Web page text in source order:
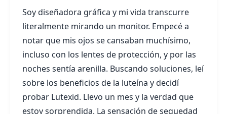
Soy diseñadora gráfica y mi vida transcurre
literalmente mirando un monitor. Empecé a
notar que mis ojos se cansaban muchísimo,
incluso con los lentes de protección, y por las
noches sentía arenilla. Buscando soluciones, leí
sobre los beneficios de la luteína y decidí
probar Lutexid. Llevo un mes y la verdad que
estoy sorprendida. La sensación de sequedad